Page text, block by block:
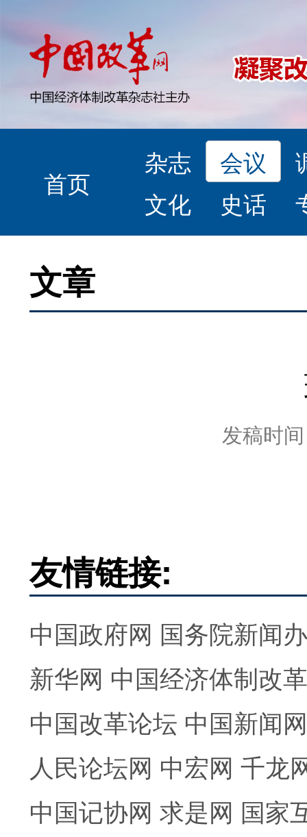
首页
杂志 会议
文化
史话
文章
发稿时
友情链接:
中国政府网 国务院新闻
新华网 中国经济体制改
中国改革论坛 中国新闻网
人民论坛网 中宏网 千龙
中国记协网 求是网 国家